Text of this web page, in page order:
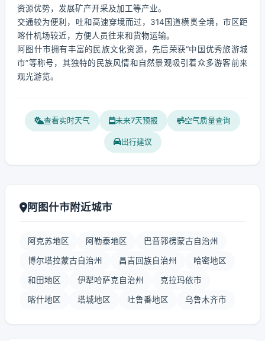
资源优势，发展矿产开采及加工等产业。
交通较为便利，吐和高速穿境而过，314国道横贯全境，市区距
喀什机场较近，方便人员往来和货物运输。
阿图什市拥有丰富的民族文化资源，先后荣获“中国优秀旅游城
市”等称号，其独特的民族风情和自然景观吸引着众多游客前来
观光游览。
查看实时天气 未来7天预报 空气质量查询
出行建议
阿图什市附近城市
阿克苏地区 阿勒泰地区 巴音郭楞蒙古自治州
博尔塔拉蒙古自治州 昌吉回族自治州 哈密地区
和田地区 伊犁哈萨克自治州 克拉玛依市
喀什地区 塔城地区 吐鲁番地区 乌鲁木齐市